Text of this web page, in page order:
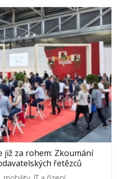
již za rohem: Zkoumání
řetězců